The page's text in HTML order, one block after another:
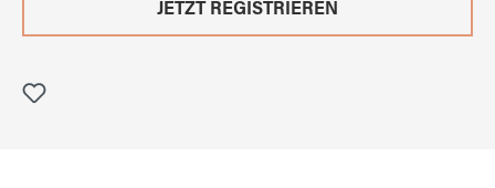
JETZT REGISTRIEREN